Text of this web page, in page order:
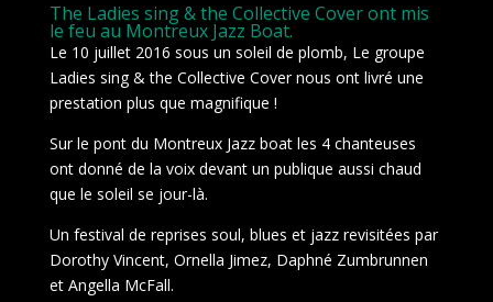
The Ladies sing & the Collective Cover ont mis
le feu au Montreux Jazz Boat.
Le 10 juillet 2016 sous un soleil de plomb, Le groupe
Ladies sing & the Collective Cover nous ont livré une
prestation plus que magnifique !
Sur le pont du Montreux Jazz boat les 4 chanteuses
ont donné de la voix devant un publique aussi chaud
que le soleil se jour-là.
Un festival de reprises soul, blues et jazz revisitées par
Dorothy Vincent, Ornella Jimez, Daphné Zumbrunnen
et Angella McFall.